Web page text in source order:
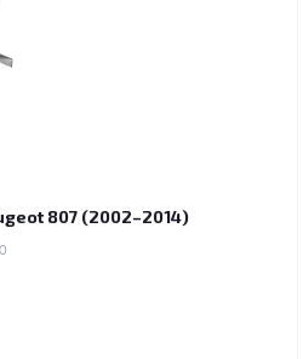
807 (2002–2014)